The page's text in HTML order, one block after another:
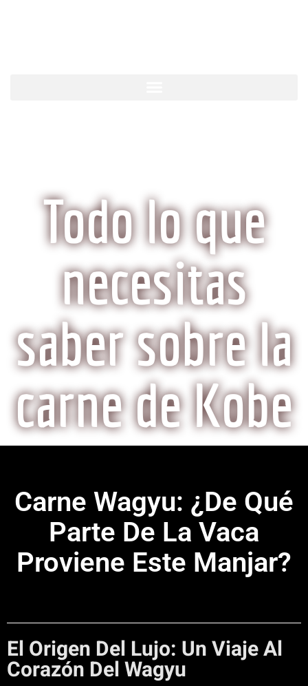
Todo lo que
necesitas
saber sobre la
carne de Kobe
Carne Wagyu: ¿De Qué
Parte De La Vaca
Proviene Este Manjar?
El Origen Del Lujo: Un Viaje Al
Corazón Del Wagyu